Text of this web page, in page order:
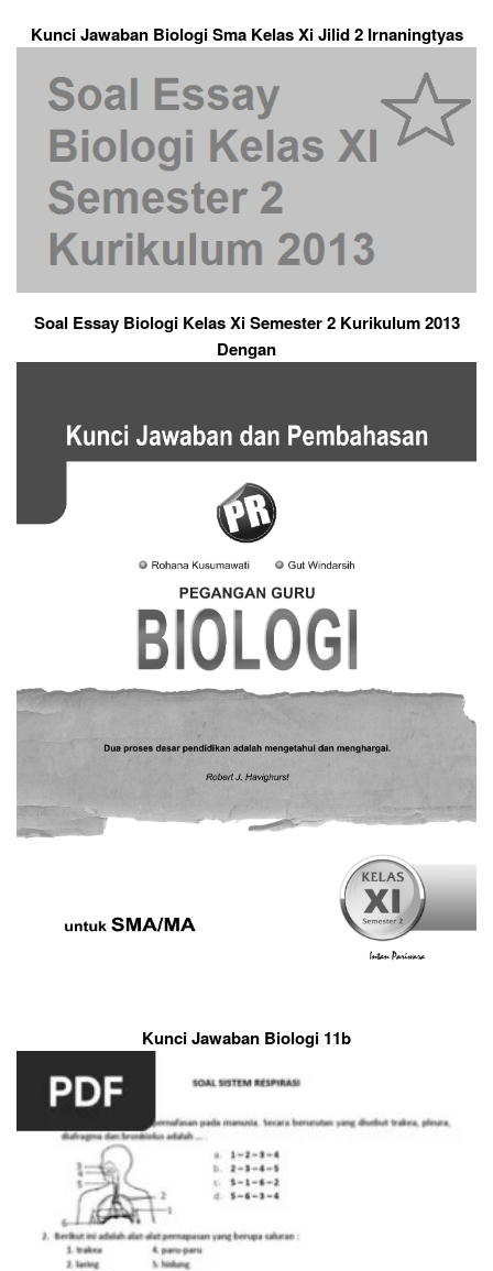
Kunci Jawaban Biologi Sma Kelas Xi Jilid 2 Irnaningtyas
Soal Essay Biologi Kelas Xi Semester 2 Kurikulum 2013
Dengan
Kunci Jawaban Biologi 11b